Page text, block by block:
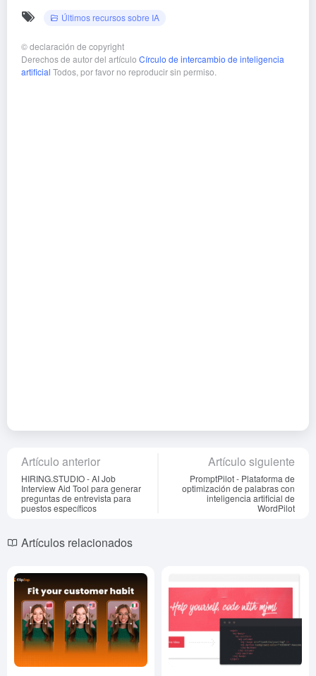
Últimos recursos sobre IA
©declaración de copyright
Derechos de autor del artículo Círculo de intercambio de inteligencia
artificial Todos, por favor no reproducir sin permiso.
Artículo anterior
HIRING.STUDIO - AI Job
Interview Aid Tool para generar
preguntas de entrevista para
puestos específicos
Artículo siguiente
PromptPilot - Plataforma de
optimización de palabras con
inteligencia artificial de
WordPilot
Artículos relacionados